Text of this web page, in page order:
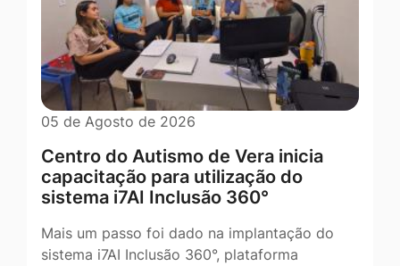
05 de Agosto de 2026
Centro do Autismo de Vera inicia
capacitação para utilização do
sistema i7AI Inclusão 360°
Mais um passo foi dado na implantação do
sistema i7AI Inclusão 360°, plataforma